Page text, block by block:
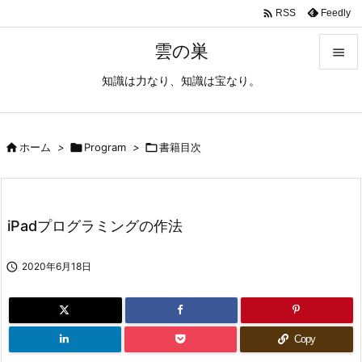
雲の巣
知識は力なり、知識は宝なり。

 RSS Feedly
ホーム > Program > 書籍目次
iPadプログラミングの作法
 2020年6月18日
Copy